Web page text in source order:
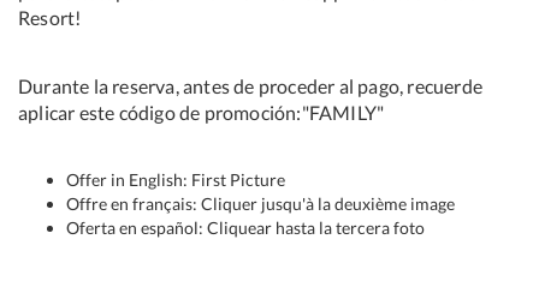
Resort!
Durante la reserva, antes de proceder al pago, recuerde
aplicar este código de promoción:"FAMILY"
Offer in English: First Picture
Offre en français: Cliquer jusqu'à la deuxième image
Oferta en español: Cliquear hasta la tercera foto